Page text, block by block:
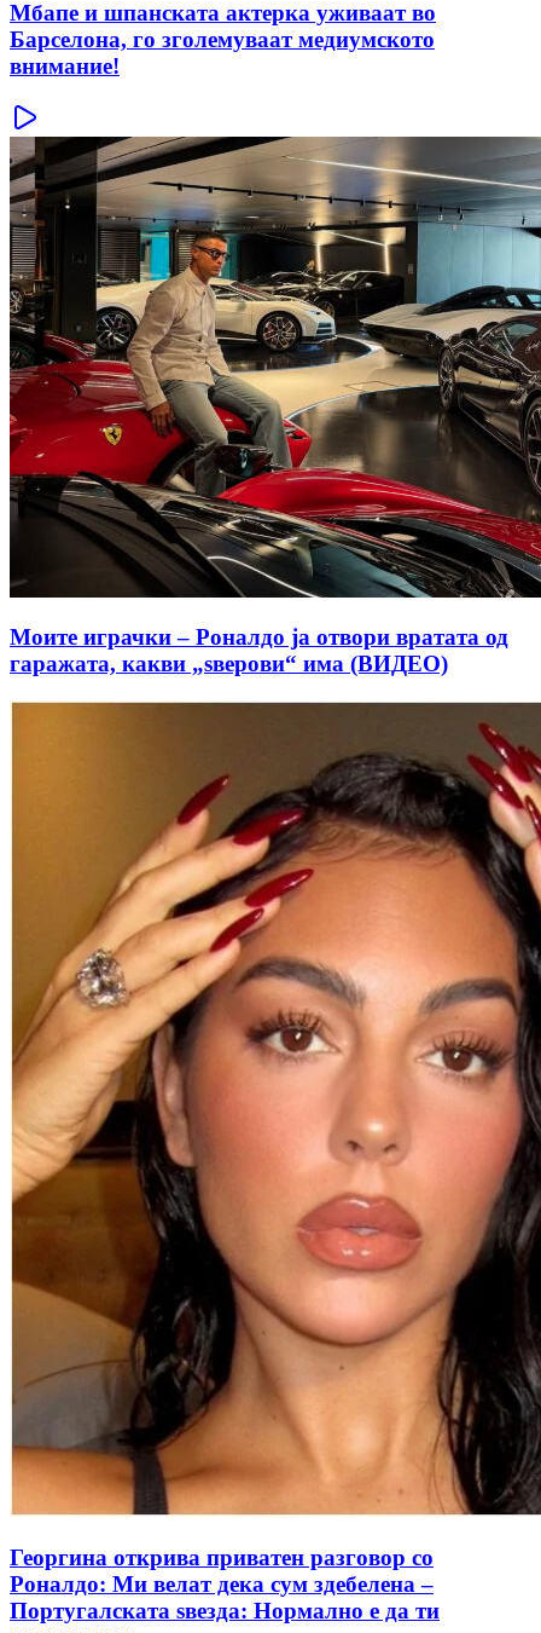
Мбапе и шпанската актерка уживаат во
Барселона, го зголемуваат медиумското
внимание!
Моите играчки – Роналдо ја отвори вратата од
гаражата, какви „ѕверови“ има (ВИДЕО)
Георгина открива приватен разговор со
Роналдо: Ми велат дека сум здебелена –
Португалската ѕвезда: Нормално е да ти